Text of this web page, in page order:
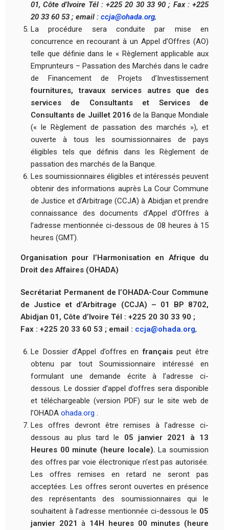
01, Côte d’Ivoire Tél : +225 20 30 33 90 ; Fax : +225
20 33 60 53 ; email : ccja@ohada.org,
La procédure sera conduite par mise en
concurrence en recourant à un Appel d’Offres (AO)
telle que définie dans le « Règlement applicable aux
Emprunteurs – Passation des Marchés dans le cadre
de Financement de Projets d’Investissement
fournitures, travaux services autres que des
services de Consultants et Services de
Consultants de Juillet 2016de la Banque Mondiale
(« le Règlement de passation des marchés »), et
ouverte à tous les soumissionnaires de pays
éligibles tels que définis dans les Règlement de
passation des marchés de la Banque.
Les soumissionnaires éligibles et intéressés peuvent
obtenir des informations auprès La Cour Commune
de Justice et d’Arbitrage (CCJA) à Abidjan et prendre
connaissance des documents d’Appel d’Offres à
l’adresse mentionnée ci-dessous de 08 heures à 15
heures (GMT).
Organisation pour l’Harmonisation en Afrique du
Droit des Affaires (OHADA)
Secrétariat Permanent de l’OHADA-Cour Commune
de Justice et d’Arbitrage (CCJA) – 01 BP 8702,
Abidjan 01, Côte d’Ivoire Tél : +225 20 30 33 90 ;
Fax : +225 20 33 60 53 ; email : ccja@ohada.org,
Le Dossier d’Appel d’offres enfrançaispeut être
obtenu par tout Soumissionnaire intéressé en
formulant une demande écrite à l’adresse ci-
dessous. Le dossier d’appel d’offres sera disponible
et téléchargeable (version PDF) sur le site web de
l’OHADA ohada.org .
Les offres devront être remises à l’adresse ci-
dessous au plus tard le 05 janvier 2021 à 13
Heures 00 minute (heure locale). La soumission
des offres par voie électronique n’est pas autorisée.
Les offres remises en retard ne seront pas
acceptées. Les offres seront ouvertes en présence
des représentants des soumissionnaires qui le
souhaitent à l’adresse mentionnée ci-dessous le 05
janvier 2021à 14H heures 00 minutes (heure